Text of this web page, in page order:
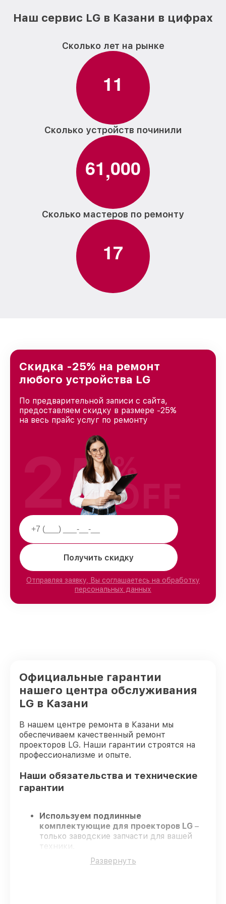
Наш сервис LG в Казани в цифрах
Сколько лет на рынке
11
Сколько устройств починили
61,000
Сколько мастеров по ремонту
17
Скидка -25% на ремонт
любого устройства LG
По предварительной записи с сайта,
предоставляем скидку в размере -25%
на весь прайс услуг по ремонту
Получить скидку
Отправляя заявку, Вы соглашаетесь на обработку
персональных данных
25%
OFF
Официальные гарантии
нашего центра обслуживания
LG в Казани
В нашем центре ремонта в Казани мы
обеспечиваем качественный ремонт
проекторов LG. Наши гарантии строятся на
профессионализме и опыте.
Наши обязательства и технические
гарантии
Используем подлинные
комплектующие для проекторов LG –
только заводские запчасти для вашей
техники.
Опытные инженеры
регулярное обучение, что гарантирует
Развернуть